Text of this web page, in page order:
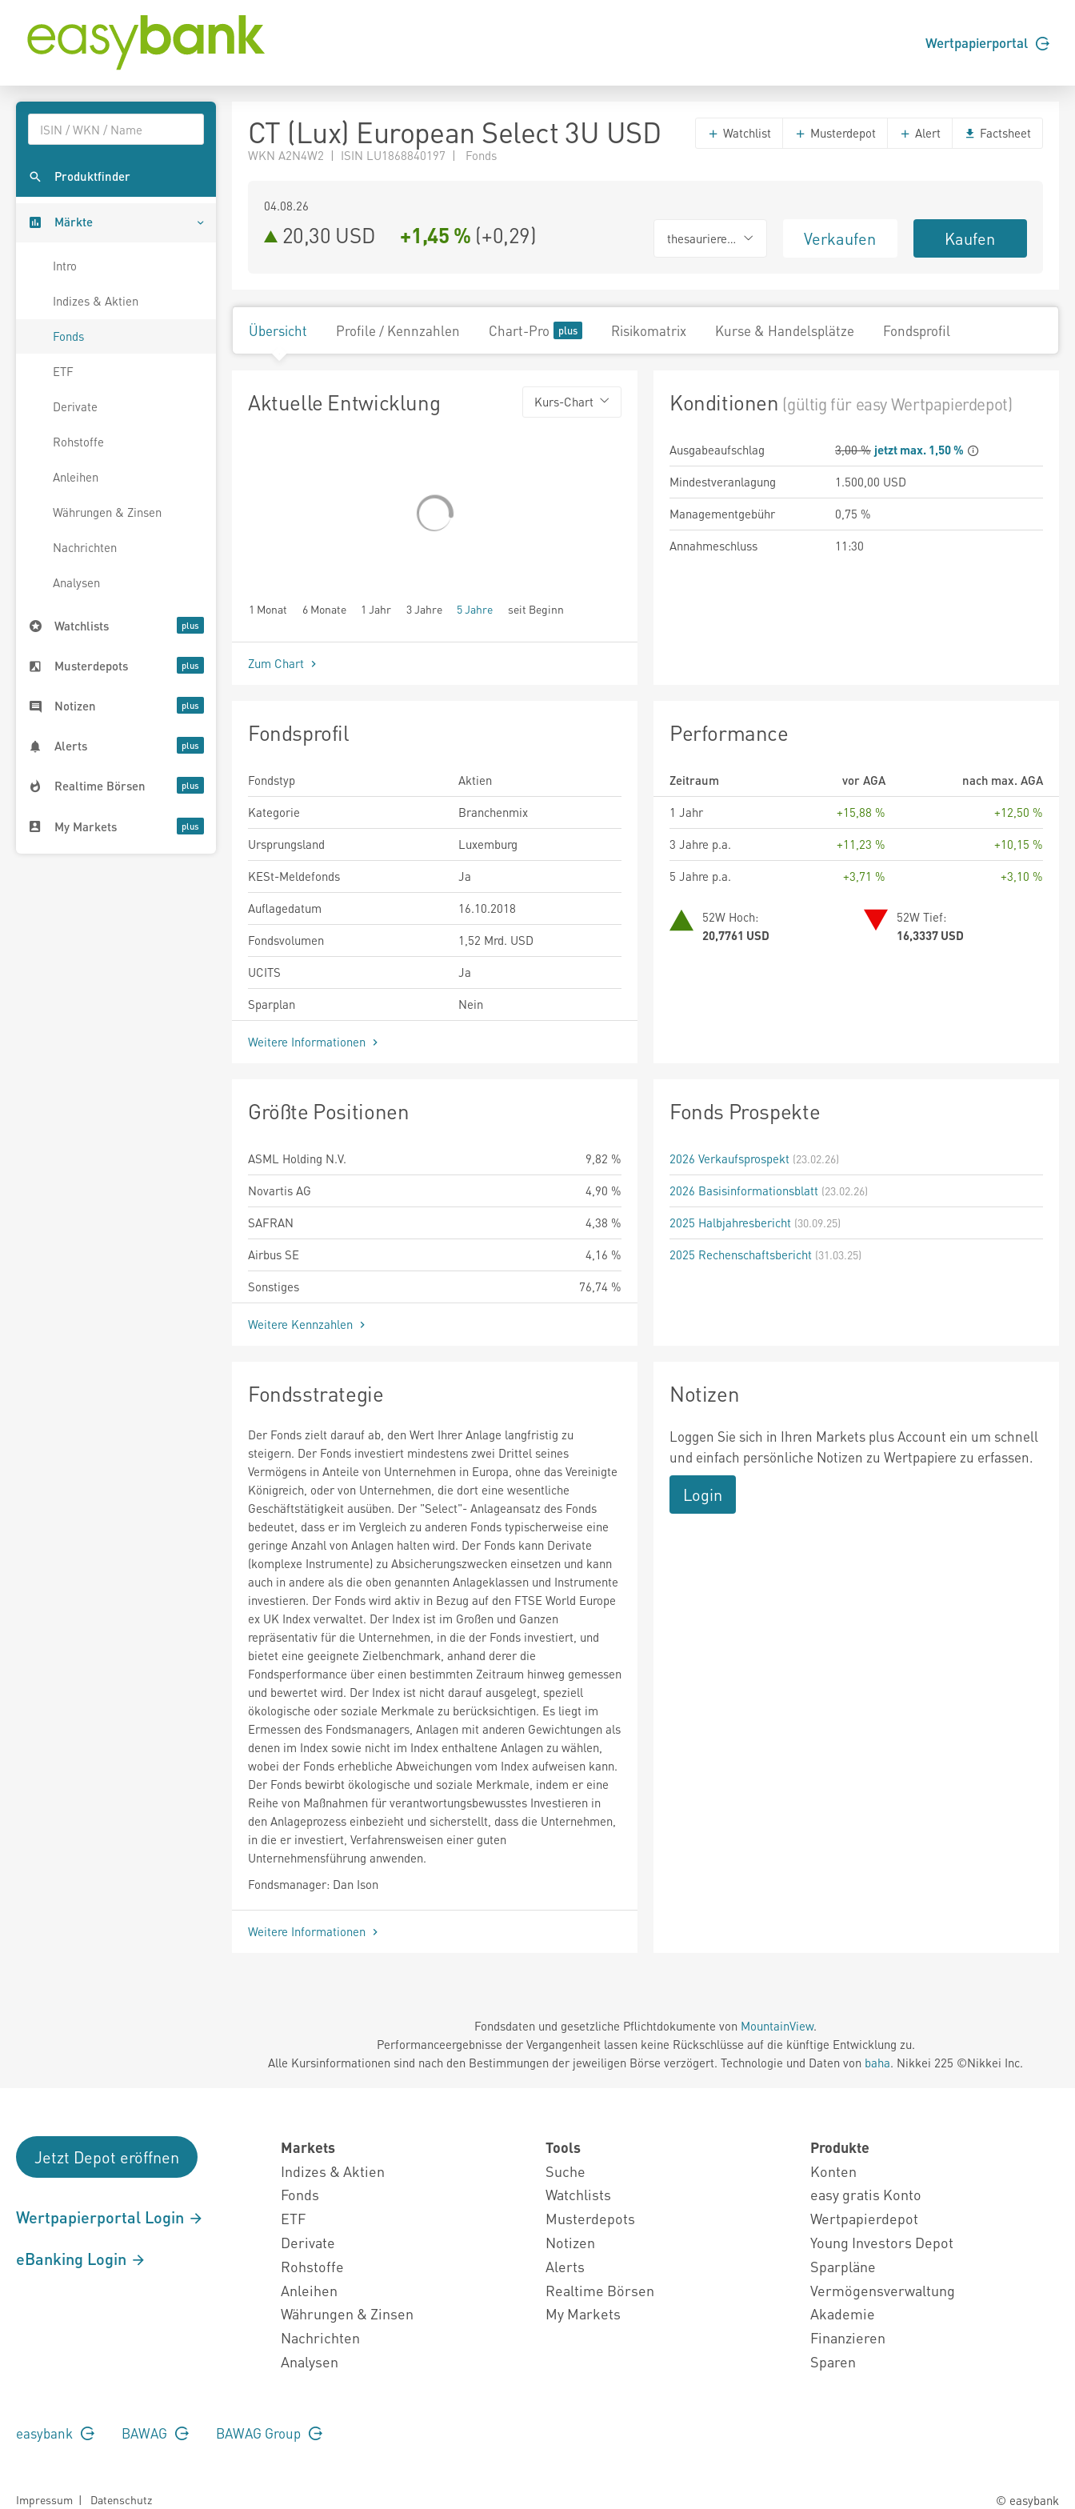
Wertpapierportal
Produktfinder
Märkte
Intro
Indizes & Aktien
Fonds
ETF
Derivate
Rohstoffe
Anleihen
Währungen & Zinsen
Nachrichten
Analysen
Watchlists
Musterdepots
Notizen
Alerts
Realtime Börsen
My Markets
CT (Lux) European Select 3U USD
WKN A2N4W2 | ISIN LU1868840197 | Fonds
Watchlist Musterdepot Alert Factsheet
04.08.26
20,30 USD +1,45 % (+0,29) thesaurierend Verkaufen Kaufen
Übersicht Profile / Kennzahlen Chart-Pro Risikomatrix Kurse & Handelsplätze Fondsprofil
Aktuelle Entwicklung Kurs-Chart
1 Monat 6 Monate 1 Jahr 3 Jahre 5 Jahre seit Beginn
Zum Chart
Konditionen (gültig für easy Wertpapierdepot)
Ausgabeaufschlag 3,00 % jetzt max. 1,50 %
Mindestveranlagung
1.500,00 USD
Managementgebühr
0,75 %
Annahmeschluss
11:30
Fondsprofil
Fondstyp
Aktien
Kategorie
Branchenmix
Ursprungsland
Luxemburg
KESt-Meldefonds
Ja
Auflagedatum
16.10.2018
Fondsvolumen
1,52 Mrd. USD
UCITS
Ja
Sparplan
Nein
Weitere Informationen
Performance
Zeitraum vor AGA
nach max. AGA
1 Jahr
+15,88 %
+12,50 %
3 Jahre p.a.
+11,23 %
+10,15 %
5 Jahre p.a.
+3,71 % +3,10 %
52W Hoch:
20,7761 USD
52W Tief:
16,3337 USD
Größte Positionen
ASML Holding N.V.
9,82 %
Novartis AG
4,90 %
SAFRAN
4,38 %
Airbus SE
4,16 %
Sonstiges
76,74 %
Weitere Kennzahlen
Fonds Prospekte
2026 Verkaufsprospekt (23.02.26)
2026 Basisinformationsblatt (23.02.26)
2025 Halbjahresbericht (30.09.25)
2025 Rechenschaftsbericht (31.03.25)
Fondsstrategie
Der Fonds zielt darauf ab, den Wert Ihrer Anlage langfristig zu
steigern. Der Fonds investiert mindestens zwei Drittel seines
Vermögens in Anteile von Unternehmen in Europa, ohne das Vereinigte
Königreich, oder von Unternehmen, die dort eine wesentliche
Geschäftstätigkeit ausüben. Der "Select"- Anlageansatz des Fonds
bedeutet, dass er im Vergleich zu anderen Fonds typischerweise eine
geringe Anzahl von Anlagen halten wird. Der Fonds kann Derivate
(komplexe Instrumente) zu Absicherungszwecken einsetzen und kann
auch in andere als die oben genannten Anlageklassen und Instrumente
investieren. Der Fonds wird aktiv in Bezug auf den FTSE World Europe
ex UK Index verwaltet. Der Index ist im Großen und Ganzen
repräsentativ für die Unternehmen, in die der Fonds investiert, und
bietet eine geeignete Zielbenchmark, anhand derer die
Fondsperformance über einen bestimmten Zeitraum hinweg gemessen
und bewertet wird. Der Index ist nicht darauf ausgelegt, speziell
ökologische oder soziale Merkmale zu berücksichtigen. Es liegt im
Ermessen des Fondsmanagers, Anlagen mit anderen Gewichtungen als
denen im Index sowie nicht im Index enthaltene Anlagen zu wählen,
wobei der Fonds erhebliche Abweichungen vom Index aufweisen kann.
Der Fonds bewirbt ökologische und soziale Merkmale, indem er eine
Reihe von Maßnahmen für verantwortungsbewusstes Investieren in
den Anlageprozess einbezieht und sicherstellt, dass die Unternehmen,
in die er investiert, Verfahrensweisen einer guten
Unternehmensführung anwenden.
Fondsmanager: Dan Ison
Weitere Informationen
Notizen
Loggen Sie sich in Ihren Markets plus Account ein um schnell
und einfach persönliche Notizen zu Wertpapiere zu erfassen.
Login
Fondsdaten und gesetzliche Pflichtdokumente von MountainView.
Performanceergebnisse der Vergangenheit lassen keine Rückschlüsse auf die künftige Entwicklung zu.
Alle Kursinformationen sind nach den Bestimmungen der jeweiligen Börse verzögert. Technologie und Daten von baha. Nikkei 225 ©Nikkei Inc.
Jetzt Depot eröffnen
Wertpapierportal Login
eBanking Login
Markets
Indizes & Aktien
Fonds
ETF
Derivate
Rohstoffe
Anleihen
Währungen & Zinsen
Nachrichten
Analysen
Tools
Suche
Watchlists
Musterdepots
Notizen
Alerts
Realtime Börsen
My Markets
Produkte
Konten
easy gratis Konto
Wertpapierdepot
Young Investors Depot
Sparpläne
Vermögensverwaltung
Akademie
Finanzieren
Sparen
easybank BAWAG BAWAG Group
Impressum | Datenschutz © easybank